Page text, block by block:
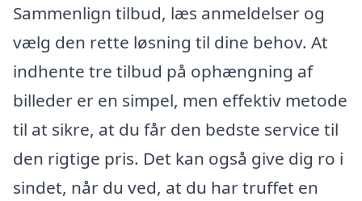
Sammenlign tilbud, læs anmeldelser og
vælg den rette løsning til dine behov. At
indhente tre tilbud på ophængning af
billeder er en simpel, men effektiv metode
til at sikre, at du får den bedste service til
den rigtige pris. Det kan også give dig ro i
sindet, når du ved, at du har truffet en